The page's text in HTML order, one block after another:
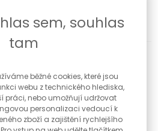
Skladem
sem, souhlas
tam
běžné cookies, které jsou
webu z technického hlediska,
práci, nebo umožňují udržovat
personalizaci vedoucí k
zboží a zajištění rychlejšího